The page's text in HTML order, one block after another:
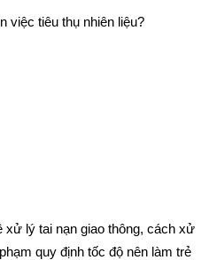
việc tiêu thụ nhiên liệu?
xử lý tai nạn giao thông, cách xử
quy định tốc độ nên làm trẻ